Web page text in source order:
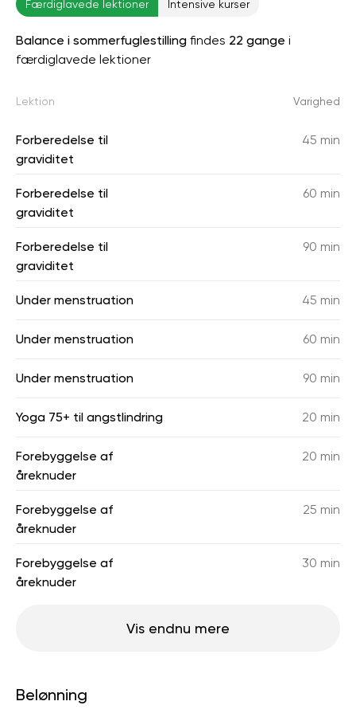
Færdiglavede lektioner Intensive kurser
Balance i sommerfuglestilling findes 22 gange i
færdiglavede lektioner
Lektion Varighed
Forberedelse til
graviditet
45 min
Forberedelse til
graviditet
60 min
Forberedelse til
graviditet
90 min
Under menstruation 45 min
Under menstruation 60 min
Under menstruation 90 min
Yoga 75+ til angstlindring 20 min
Forebyggelse af
åreknuder
20 min
Forebyggelse af
åreknuder
25 min
Forebyggelse af
åreknuder
30 min
Vis endnu mere
Belønning